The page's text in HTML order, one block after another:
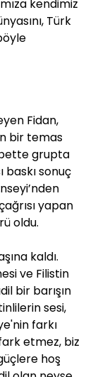
kendimiz
Türk
Fidan,
bir temas
grupta
baskı sonuç
yapan
oldu.
kaldı.
ve Filistin
bir barışın
sesi,
farkı
etmez, biz
hoş